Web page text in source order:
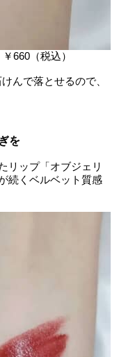
660（税込）
んで落とせるので、
を
リップ「オブジェリ
続くベルベット質感